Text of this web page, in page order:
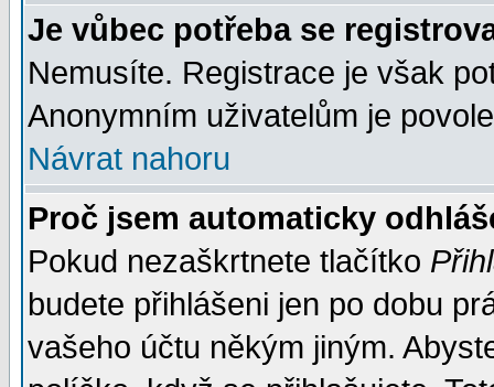
Je vůbec potřeba se
Nemusíte. Registrace je však
Anonymním uživatelům je
Návrat nahoru
Proč jsem automaticky
Pokud nezaškrtnete tlačítko
budete přihlášeni jen po dobu
vašeho účtu někým jiným.